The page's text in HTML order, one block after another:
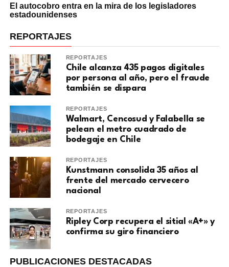
El autocobro entra en la mira de los legisladores
estadounidenses
REPORTAJES
REPORTAJES
Chile alcanza 435 pagos digitales
por persona al año, pero el fraude
también se dispara
REPORTAJES
Walmart, Cencosud y Falabella se
pelean el metro cuadrado de
bodegaje en Chile
REPORTAJES
Kunstmann consolida 35 años al
frente del mercado cervecero
nacional
REPORTAJES
Ripley Corp recupera el sitial «A+» y
confirma su giro financiero
PUBLICACIONES DESTACADAS